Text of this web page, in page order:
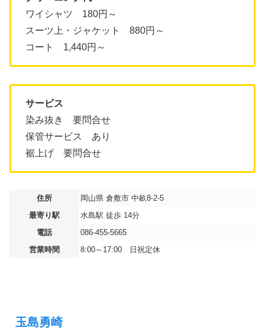
ワイシャツ 180円～
スーツ上・ジャケット 880円～
コート 1,440円～
サービス
染み抜き 要問合せ
保管サービス あり
裾上げ 要問合せ
住所
岡山県 倉敷市 中畝8-2-5
最寄り駅
水島駅 徒歩 14分
電話
086-455-5665
営業時間
8:00～17:00 日祝定休
玉島勇崎